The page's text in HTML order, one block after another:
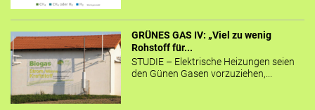
GRÜNES GAS IV: „Viel zu wenig
Rohstoff für...
STUDIE – Elektrische Heizungen seien
den Günen Gasen vorzuziehen,...